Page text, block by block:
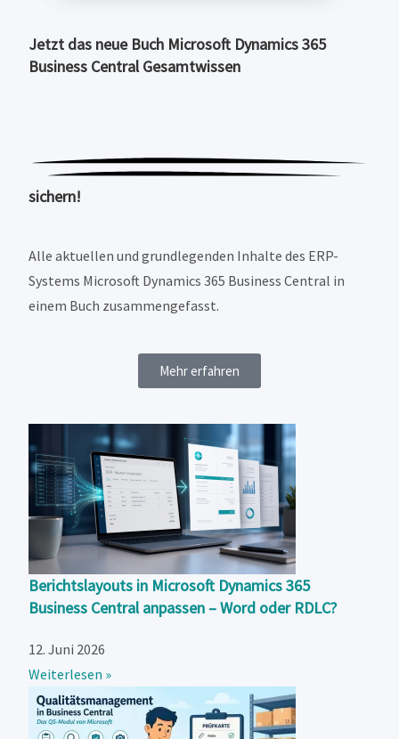
Jetzt das neue Buch Microsoft Dynamics 365
Business CentralGesamtwissen
sichern!
Alle aktuellen und grundlegenden Inhalte des ERP-
Systems Microsoft Dynamics 365 Business Central in
einem Buch zusammengefasst.
Mehr erfahren
Berichtslayouts in Microsoft Dynamics 365
Business Central anpassen – Word oder RDLC?
12. Juni 2026
Weiterlesen »